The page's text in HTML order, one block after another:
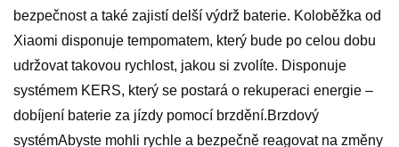
bezpečnost a také zajistí delší výdrž baterie. Koloběžka od
Xiaomi disponuje tempomatem, který bude po celou dobu
udržovat takovou rychlost, jakou si zvolíte. Disponuje
systémem KERS, který se postará o rekuperaci energie –
dobíjení baterie za jízdy pomocí brzdění.Brzdový
systémAbyste mohli rychle a bezpečně reagovat na změny